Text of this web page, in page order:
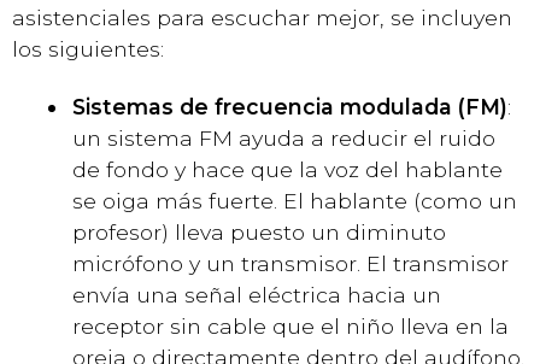
asistenciales para escuchar mejor, se incluyen
los siguientes:
Sistemas de frecuencia modulada (FM):
un sistema FM ayuda a reducir el ruido
de fondo y hace que la voz del hablante
se oiga más fuerte. El hablante (como un
profesor) lleva puesto un diminuto
micrófono y un transmisor. El transmisor
envía una señal eléctrica hacia un
receptor sin cable que el niño lleva en la
oreja o directamente dentro del audífono.